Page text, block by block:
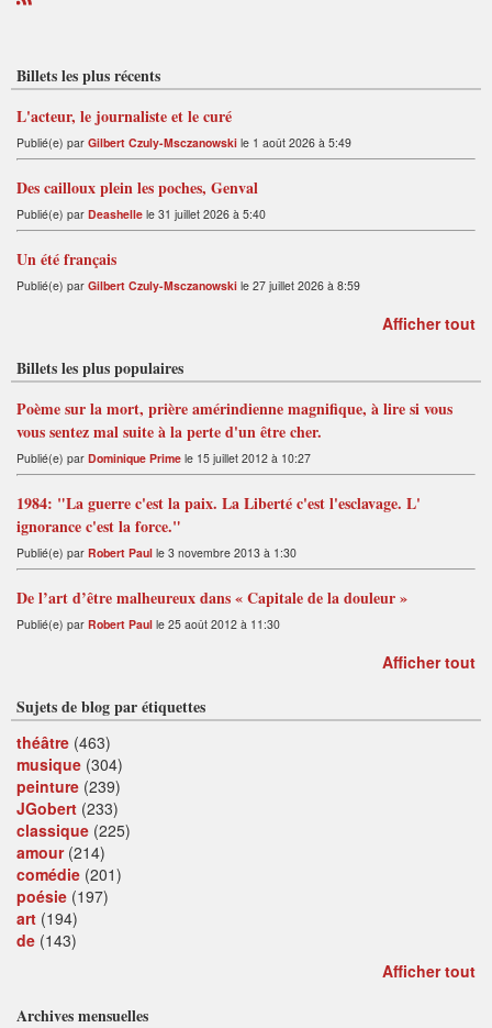
R
Billets les plus récents
L'acteur, le journaliste et le curé
Publié(e) par Gilbert Czuly-Msczanowski le 1 août 2026 à 5:49
Des cailloux plein les poches, Genval
Publié(e) par Deashelle le 31 juillet 2026 à 5:40
Un été français
Publié(e) par Gilbert Czuly-Msczanowski le 27 juillet 2026 à 8:59
Afficher tout
Billets les plus populaires
Poème sur la mort, prière amérindienne magnifique, à lire si vous
vous sentez mal suite à la perte d'un être cher.
Publié(e) par Dominique Prime le 15 juillet 2012 à 10:27
1984: "La guerre c'est la paix. La Liberté c'est l'esclavage. L'
ignorance c'est la force."
Publié(e) par Robert Paul le 3 novembre 2013 à 1:30
De l’art d’être malheureux dans « Capitale de la douleur »
Publié(e) par Robert Paul le 25 août 2012 à 11:30
Afficher tout
Sujets de blog par étiquettes
théâtre (463)
musique (304)
peinture (239)
JGobert (233)
classique (225)
amour(214)
comédie (201)
poésie (197)
art (194)
de (143)
Afficher tout
Archives mensuelles